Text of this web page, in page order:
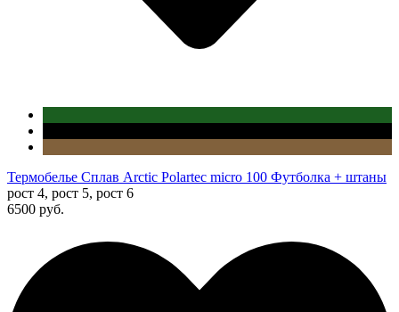
Термобелье Сплав Arctic Polartec micro 100 Футболка + штаны
рост 4, рост 5, рост 6
6500 руб.